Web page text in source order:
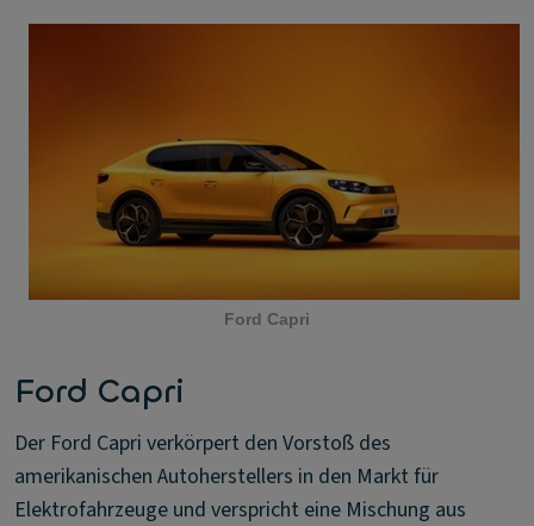
Ford Capri
Ford Capri
Der Ford Capri verkörpert den Vorstoß des
amerikanischen Autoherstellers in den Markt für
Elektrofahrzeuge und verspricht eine Mischung aus